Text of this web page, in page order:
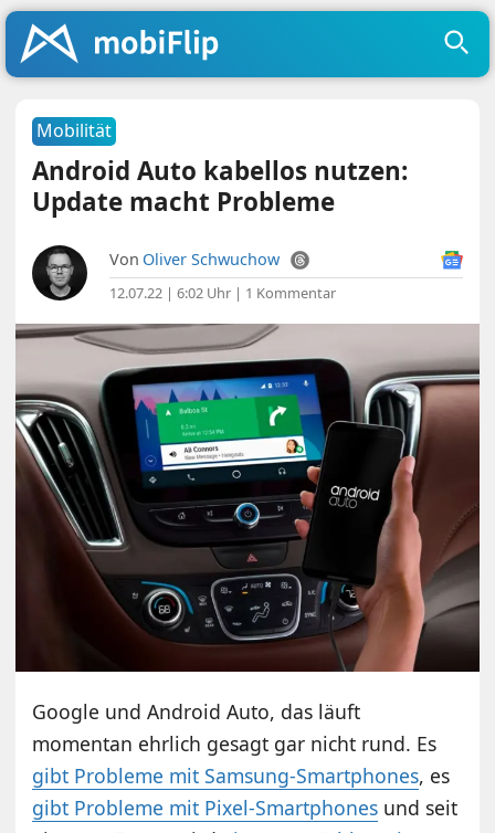
Mobilität
Android Auto kabellos nutzen:
Update macht Probleme
Von Oliver Schwuchow
12.07.22 | 6:02 Uhr | 1 Kommentar
Google und Android Auto, das läuft
momentan ehrlich gesagt gar nicht rund. Es
gibt Probleme mit Samsung-Smartphones, es
gibt Probleme mit Pixel-Smartphones und seit